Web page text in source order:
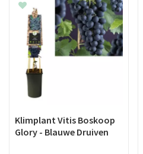
Klimplant Vitis Boskoop
Glory - Blauwe Druiven